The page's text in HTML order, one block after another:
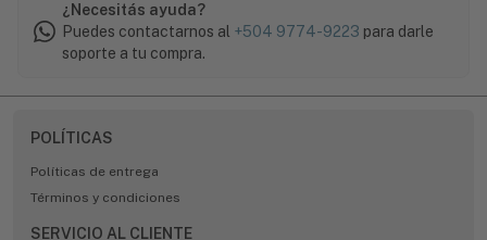
¿Necesitás ayuda?
Puedes contactarnos al +504 9774-9223 para darle
soporte a tu compra.
POLÍTICAS
Políticas de entrega
Términos y condiciones
SERVICIO AL CLIENTE